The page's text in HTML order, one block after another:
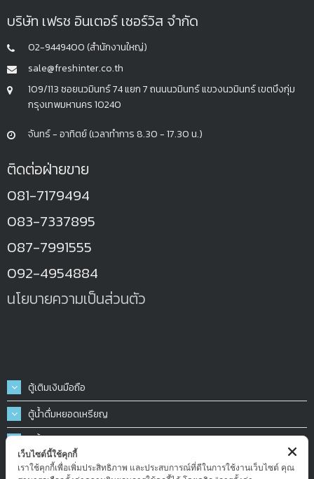
บริษัท เฟรช อินเตอร์ เซอร์วิส จำกัด
02-9449400 (สำนักงานใหญ่)
sale@freshinter.co.th
109/113 ซอยนวมินทร์ 74 แยก 7 ถนนนวมินทร์ แขวงนวมินทร์ เขตบึงกุ่ม
กรุงเทพมหานคร 10240
จันทร์ - อาทิตย์ (เวลาทำการ 8.30 - 17.30 น.)
ติดต่อฝ่ายขาย
081-7179494
083-7337895
087-7991555
092-4954884
นโยบายความเป็นส่วนตัว
ตู้เติมเงินมือถือ
ตู้น้ำดื่มหยอดเหรียญ
ตู้น้ำมันหยอดเหรียญ
ตู้ฉีดน้ำ-ฉีดโฟมล้างรถหยอดเหรียญ
เว็บไซต์นี้ใช้คุกกี้
เราใช้คุกกี้เพื่อเพิ่มประสิทธิภาพ และประสบการณ์ที่ดีในการใช้งานเว็บไซต์ คุณ